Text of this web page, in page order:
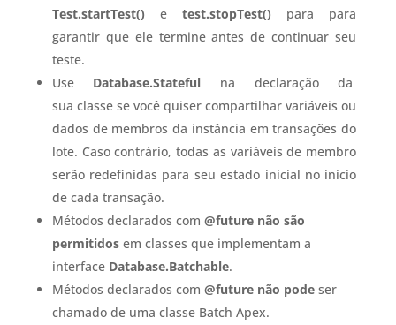
Test.startTest() etest.stopTest() para para
garantir que ele termine antes de continuar seu
teste.
UseDatabase.Stateful na declaração da
sua classe se você quiser compartilhar variáveis ​​ou
dados de membros da instância em transações do
lote. Caso contrário, todas as variáveis ​​de membro
serão redefinidas para seu estado inicial no início
de cada transação.
Métodos declarados com @future não são
permitidosem classes que implementam a
interface Database.Batchable.
Métodos declarados com @future não podeser
chamado de uma classe Batch Apex.